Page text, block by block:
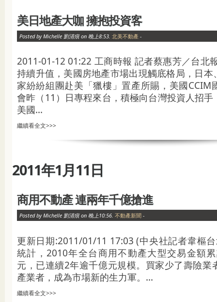
美日地產大咖 擁抱投資客
Posted by Michelle 劉清痕 on 晚上8:53. 北美不動產 -
2011-01-12 01:22 工商時報 記者蔡惠芳／台
持續升值，美國房地產市場出現觸底格局，日
家紛紛組團赴美「獵樓」置產所賜，美國CCIM
會昨（11）日專程來台，積極向台灣投資人招
美國...
繼續看全文>>>
2011年1月11日
商用不動產 連兩年千億搶進
Posted by Michelle 劉清痕 on 晚上10:56. 不動產新聞 -
更新日期:2011/01/11 17:03 (中央社記者韋樞
統計，2010年全台商用不動產大型交易金額
元，已連續2年逾千億元規模。買家少了壽險業
產業者，成為市場新的生力軍。...
繼續看全文>>>